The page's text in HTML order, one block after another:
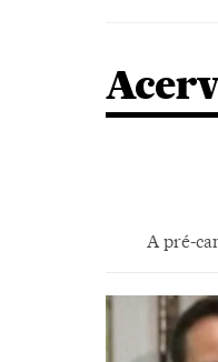
A pré-